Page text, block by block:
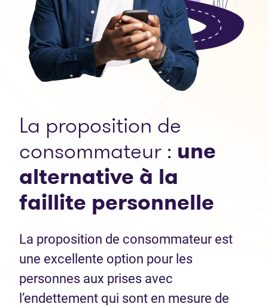
La proposition de
consommateur : une
alternative à la
faillite personnelle
La proposition de consommateur est
une excellente option pour les
personnes aux prises avec
l’endettement qui sont en mesure de